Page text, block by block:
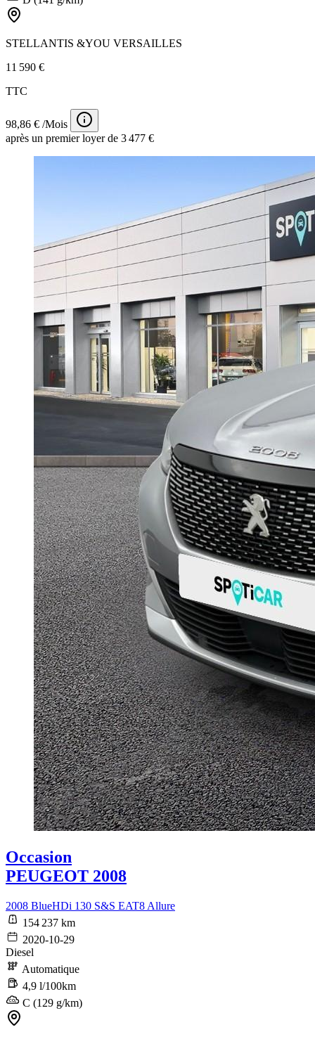
STELLANTIS &YOU VERSAILLES
11 590 €
TTC
98,86 € /Mois
après un premier loyer de 3 477 €
Occasion
PEUGEOT 2008
2008 BlueHDi 130 S&S EAT8 Allure
154 237 km
2020-10-29
Diesel
Automatique
4,9 l/100km
C (129 g/km)